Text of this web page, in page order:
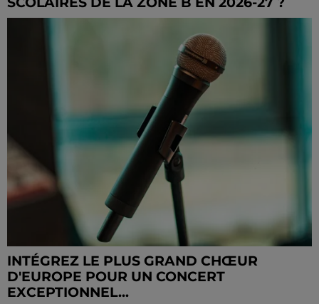
INTÉGREZ LE PLUS GRAND CHŒUR
D'EUROPE POUR UN CONCERT
EXCEPTIONNEL...